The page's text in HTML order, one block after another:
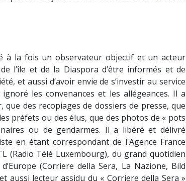
à la fois un observateur objectif et un acteur
l’île et de la Diaspora d’être informés et de
et aussi d’avoir envie de s’investir au service
les convenances et les allégeances. Il a
des recopiages de dossiers de presse, que
préfets ou des élus, que des photos de « pots
ou de gendarmes. Il a libéré et délivré
en étant correspondant de l'Agence France
(Radio Télé Luxembourg), du grand quotidien
(Corriere della Sera, La Nazione, Bild
aussi lecteur assidu du « Corriere della Sera »